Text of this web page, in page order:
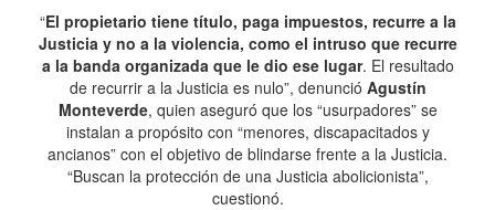
“El propietario tiene título, paga impuestos, recurre a la
Justicia y no a la violencia, como el intruso que recurre
a la banda organizada que le dio ese lugar. El resultado
de recurrir a la Justicia es nulo”, denunció Agustín
Monteverde, quien aseguró que los “usurpadores” se
instalan a propósito con “menores, discapacitados y
ancianos” con el objetivo de blindarse frente a la Justicia.
“Buscan la protección de una Justicia abolicionista”,
cuestionó.